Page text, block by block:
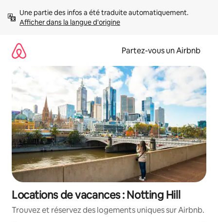
directement
Afficher dans la langue d'origine
Partez-vous un Airbnb
Locations de vacances : Notting Hill
Trouvez et réservez des logements uniques sur Airbnb.